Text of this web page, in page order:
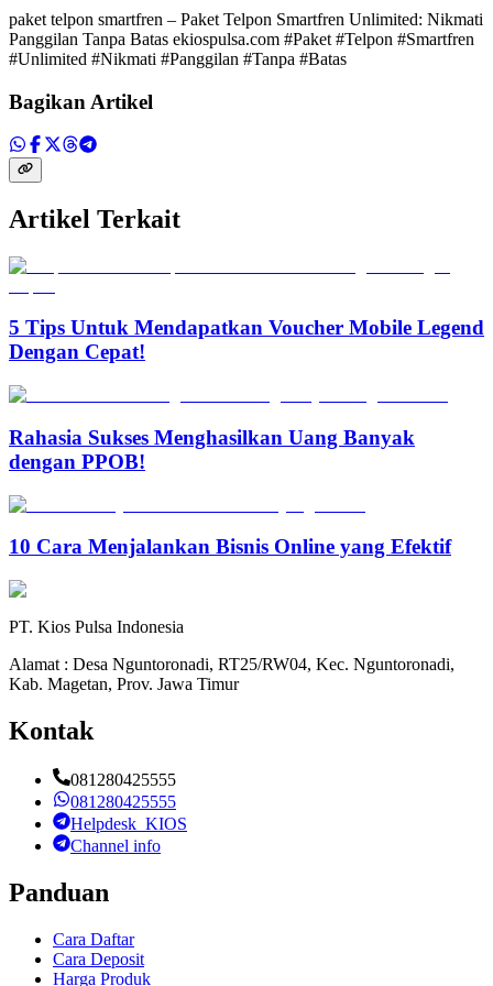
paket telpon smartfren – Paket Telpon Smartfren Unlimited: Nikmati
Panggilan Tanpa Batas ekiospulsa.com #Paket #Telpon #Smartfren
#Unlimited #Nikmati #Panggilan #Tanpa #Batas
Bagikan Artikel
Artikel Terkait
5 Tips Untuk Mendapatkan Voucher Mobile Legend
Dengan Cepat!
Rahasia Sukses Menghasilkan Uang Banyak
dengan PPOB!
10 Cara Menjalankan Bisnis Online yang Efektif
PT. Kios Pulsa Indonesia
Alamat : Desa Nguntoronadi, RT25/RW04, Kec. Nguntoronadi,
Kab. Magetan, Prov. Jawa Timur
Kontak
081280425555
081280425555
Helpdesk_KIOS
Channel info
Panduan
Cara Daftar
Cara Deposit
Harga Produk